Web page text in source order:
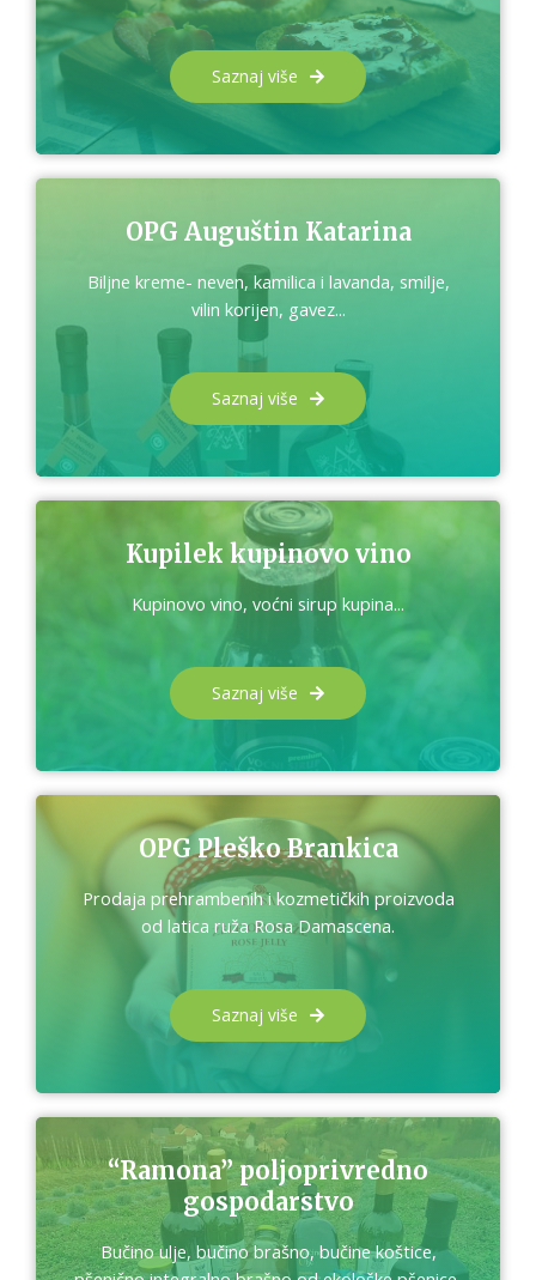
Saznaj više
OPG Auguštin Katarina
Biljne kreme- neven, kamilica i lavanda, smilje,
vilin korijen, gavez...
Saznaj više
Kupilek kupinovo vino
Kupinovo vino, voćni sirup kupina...
Saznaj više
OPG Pleško Brankica
Prodaja prehrambenih i kozmetičkih proizvoda
od latica ruža Rosa Damascena.
Saznaj više
“Ramona” poljoprivredno
gospodarstvo
Bučino ulje, bučino brašno, bučine koštice,